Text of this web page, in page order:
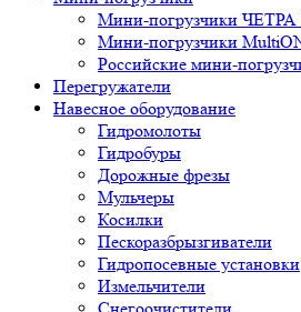
Мини-погрузчики
Мини-погрузчики
Российские мини-
Перегружатели
Навесное оборудование
Гидромолоты
Гидробуры
Дорожные фрезы
Мульчеры
Косилки
Пескоразбрызгиватели
Гидропосевные установки
Измельчители